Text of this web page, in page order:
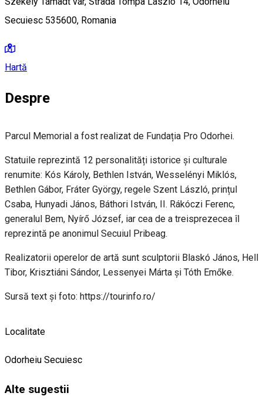
Secuiesc 535600, Romania
Hartă
Despre
Parcul Memorial a fost realizat de Fundația Pro Odorhei.
Statuile reprezintă 12 personalități istorice și culturale
renumite: Kós Károly, Bethlen István, Wesselényi Miklós,
Bethlen Gábor, Fráter György, regele Szent László, prințul
Csaba, Hunyadi János, Báthori István, II. Rákóczi Ferenc,
generalul Bem, Nyírő József, iar cea de a treisprezecea îl
reprezintă pe anonimul Secuiul Pribeag.
Realizatorii operelor de artă sunt sculptorii Blaskó János, Hell
Tibor, Krisztiáni Sándor, Lessenyei Márta și Tóth Emőke.
Sursă text și foto: https://tourinfo.ro/
Localitate
Odorheiu Secuiesc
Alte sugestii